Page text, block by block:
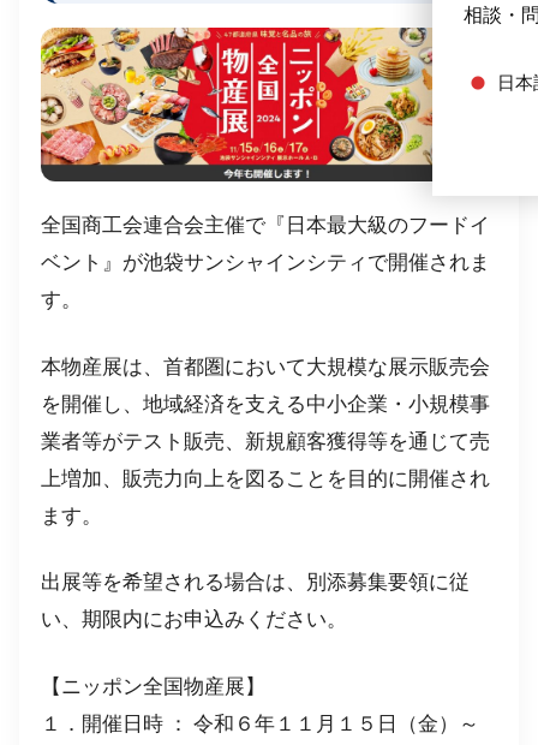
相談・
日
全国商工会連合会主催で『日本最大級のフードイ
ベント』が池袋サンシャインシティで開催されま
す。
本物産展は、首都圏において大規模な展示販売会
を開催し、地域経済を支える中小企業・小規模事
業者等がテスト販売、新規顧客獲得等を通じて売
上増加、販売力向上を図ることを目的に開催され
ます。
出展等を希望される場合は、別添募集要領に従
い、期限内にお申込みください。
【ニッポン全国物産展】
１．開催日時 ： 令和６年１１月１５日（金）～